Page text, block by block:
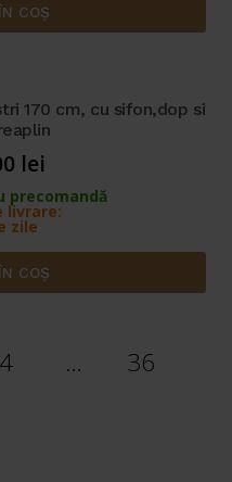
COȘ
170 cm, cu sifon,dop si
lei
precomandă
livrare:
zile
COȘ
4 … 36